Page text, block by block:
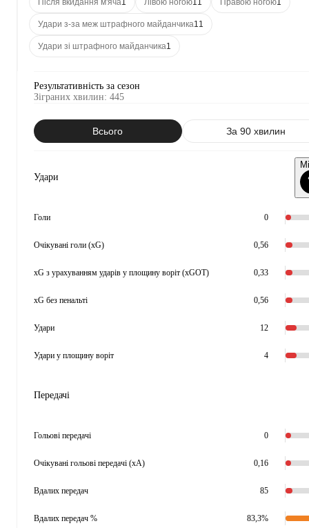
Після вкидання м'яча1 Лівою ногою11 Правою ногою1
Удари з-за меж штрафного майданчика11
Удари зі штрафного майданчика1
Результативність за сезон
Зіграних хвилин: 445
Всього За 90 хвилин
Удари
Голи 0
Очікувані голи (xG) 0,56
xG з урахуванням ударів у площину воріт (xGOT) 0,33
xG без пенальті 0,56
Удари 12
Удари у площину воріт 4
Передачі
Гольові передачі 0
Очікувані гольові передачі (xA) 0,16
Вдалих передач 85
Вдалих передач % 83,3%